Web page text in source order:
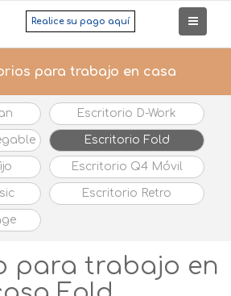
Realice su pago aquí
para trabajo en casa
Escritorio D-Work
Escritorio Fold
Escritorio Q4 Móvil
Escritorio Retro
para trabajo en